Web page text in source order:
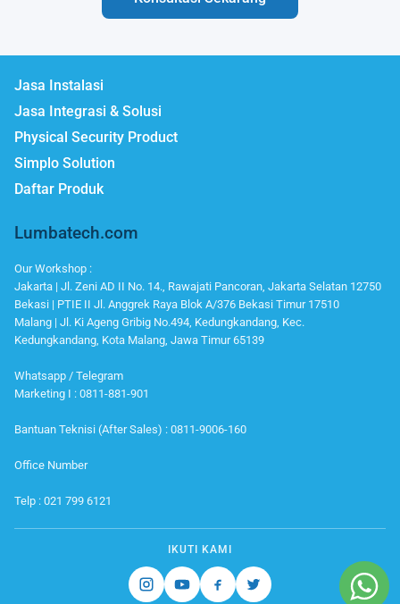
Jasa Instalasi
Jasa Integrasi & Solusi
Physical Security Product
Simplo Solution
Daftar Produk
Lumbatech.com
Our Workshop :
Jakarta | Jl. Zeni AD II No. 14., Rawajati Pancoran, Jakarta Selatan 12750
Bekasi | PTIE II Jl. Anggrek Raya Blok A/376 Bekasi Timur 17510
Malang | Jl. Ki Ageng Gribig No.494, Kedungkandang, Kec.
Kedungkandang, Kota Malang, Jawa Timur 65139
Whatsapp / Telegram
Marketing I : 0811-881-901
Bantuan Teknisi (After Sales) : 0811-9006-160
Office Number
Telp : 021 799 6121
IKUTI KAMI
Instagram
YoutubeFacebook
Twitter